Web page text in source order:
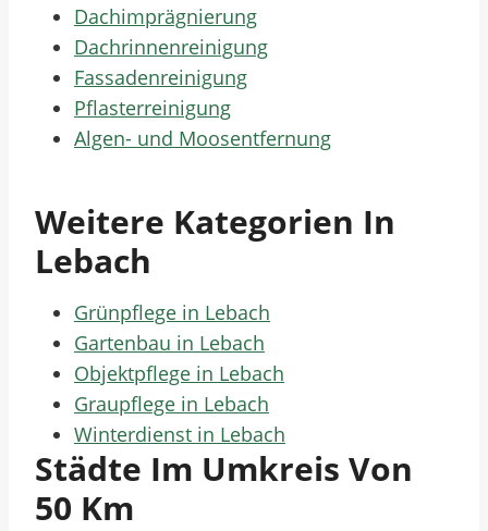
Dachimprägnierung
Dachrinnenreinigung
Fassadenreinigung
Pflasterreinigung
Algen- und Moosentfernung
Weitere Kategorien In
Lebach
Grünpflege in Lebach
Gartenbau in Lebach
Objektpflege in Lebach
Graupflege in Lebach
Winterdienst in Lebach
Städte Im Umkreis Von
50 Km